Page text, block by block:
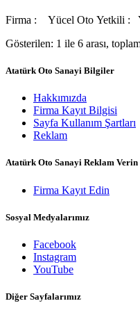
Firma : Yücel Oto Yetkili :
Gösterilen: 1 ile 6 arası,
Atatürk Oto Sanayi Bilgiler
Hakkımızda
Firma Kayıt Bilgisi
Sayfa Kullanım Şartları
Reklam
Atatürk Oto Sanayi Reklam Verin
Firma Kayıt Edin
Sosyal Medyalarımız
Facebook
Instagram
YouTube
Diğer Sayfalarımız